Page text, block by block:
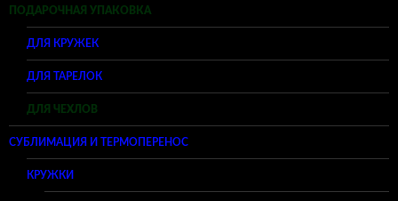
ПОДАРОЧНАЯ УПАКОВКА
ДЛЯ КРУЖЕК
ДЛЯ ТАРЕЛОК
ДЛЯ ЧЕХЛОВ
СУБЛИМАЦИЯ И ТЕРМОПЕРЕНОС
КРУЖКИ